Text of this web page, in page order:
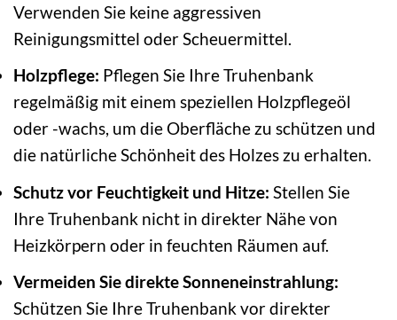
Verwenden Sie keine aggressiven
Reinigungsmittel oder Scheuermittel.
Holzpflege: Pflegen Sie Ihre Truhenbank
regelmäßig mit einem speziellen Holzpflegeöl
oder -wachs, um die Oberfläche zu schützen und
die natürliche Schönheit des Holzes zu erhalten.
Schutz vor Feuchtigkeit und Hitze: Stellen Sie
Ihre Truhenbank nicht in direkter Nähe von
Heizkörpern oder in feuchten Räumen auf.
Vermeiden Sie direkte Sonneneinstrahlung:
Schützen Sie Ihre Truhenbank vor direkter